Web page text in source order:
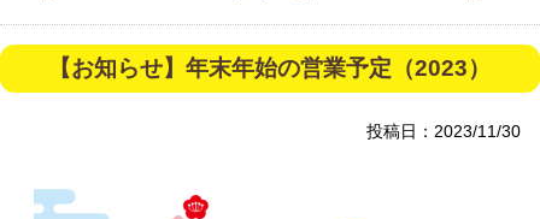
【お知らせ】年末年始の営業予定（2023）
投稿日：2023/11/30